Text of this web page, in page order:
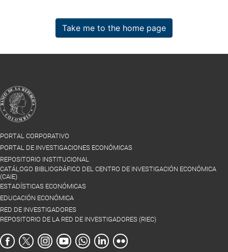
Take me to the home page
PORTAL CORPORATIVO
PORTAL DE INVESTIGACIONES ECONÓMICAS
REPOSITORIO INSTITUCIONAL
CATÁLOGO BIBLIOGRÁFICO DEL CENTRO DE INVESTIGACIÓN ECONÓMICA
(CAIE)
ESTADÍSTICAS ECONÓMICAS
EDUCACIÓN ECONÓMICA
RED DE INVESTIGADORES
REPOSITORIO DE LA RED DE INVESTIGADORES (RIEC)